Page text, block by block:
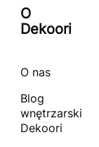
O
Dekoori
O nas
Blog
wnętrzarski
Dekoori